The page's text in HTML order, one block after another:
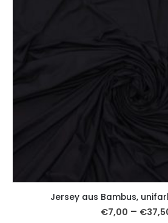
Jersey aus Bambus,
€7,00 – €